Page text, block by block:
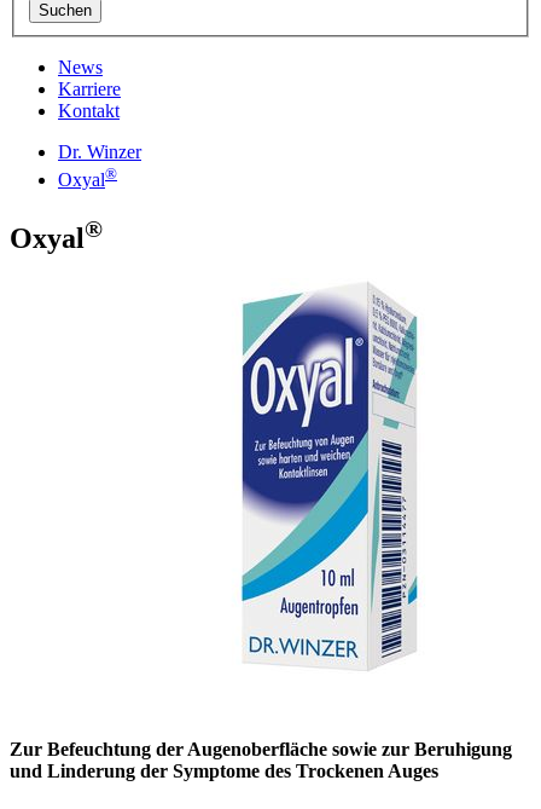
News
Karriere
Kontakt
Dr. Winzer
Oxyal®
Oxyal®
Zur Befeuchtung der Augenoberfläche sowie zur Beruhigung
und Linderung der Symptome des Trockenen Auges